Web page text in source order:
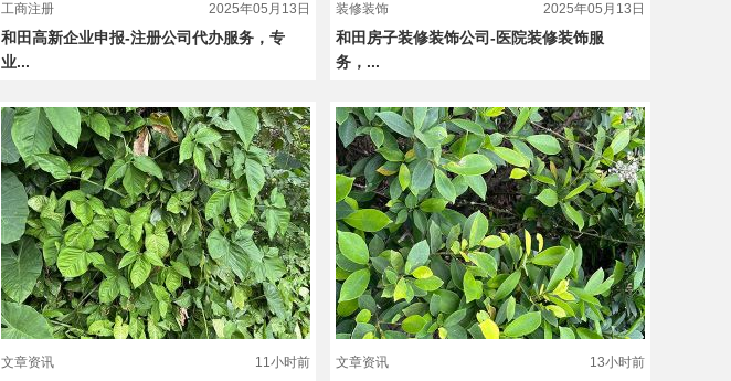
工商注册 2025年05月13日
和田高新企业申报-注册公司代办服务，专
业...
装修装饰 2025年05月13日
和田房子装修装饰公司-医院装修装饰服
务，...
文章资讯 11小时前 文章资讯 13小时前